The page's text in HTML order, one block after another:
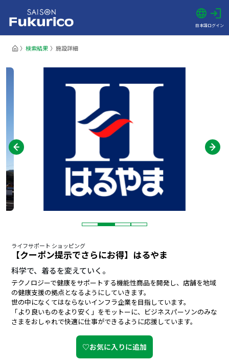
日本語ログイン
検索結果 施設詳細
ライフサポート ショッピング
【クーポン提示でさらにお得】はるやま
科学で、着るを変えていく。
テクノロジーで健康をサポートする機能性商品を開発し、店舗を地域
の健康支援の拠点となるようにしていきます。
世の中になくてはならないインフラ企業を目指しています。
「より良いものをより安く」をモットーに、ビジネスパーソンのみな
さまをおしゃれで快適に仕事ができるように応援しています。
♡お気に入りに追加